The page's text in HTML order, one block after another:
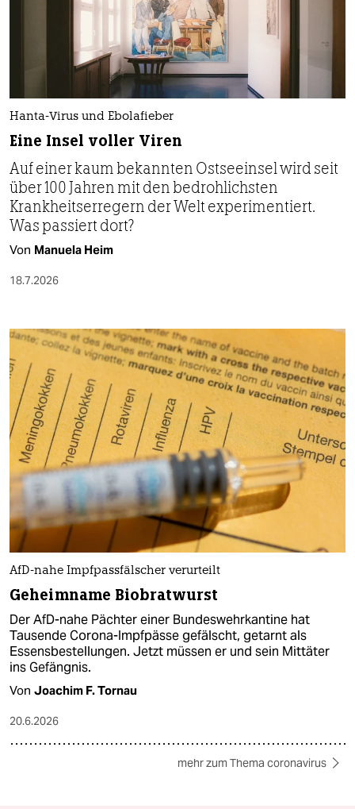
Hanta-Virus und Ebolafieber
Eine Insel voller Viren
Auf einer kaum bekannten Ostseeinsel wird seit
über 100 Jahren mit den bedrohlichsten
Krankheitserregern der Welt experimentiert.
Was passiert dort?
Von Manuela Heim
18.7.2026
AfD-nahe Impfpassfälscher verurteilt
Geheimname Biobratwurst
Der AfD-nahe Pächter einer Bundeswehrkantine hat
Tausende Corona-Impfpässe gefälscht, getarnt als
Essensbestellungen. Jetzt müssen er und sein Mittäter
ins Gefängnis.
Von Joachim F. Tornau
20.6.2026
mehr zum Thema coronavirus